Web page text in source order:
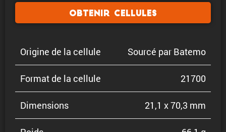
Obtenir cellules
Origine de la cellule Sourcé par Batemo
Format de la cellule 21700
Dimen­sions 21,1 x 70,3 mm